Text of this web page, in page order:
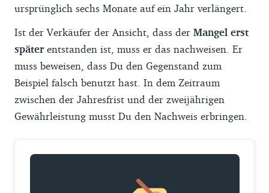
ursprünglich sechs Monate auf ein Jahr verlängert.
Ist der Verkäufer der Ansicht, dass der Mangel erst
später entstanden ist, muss er das nachweisen. Er
muss beweisen, dass Du den Gegenstand zum
Beispiel falsch benutzt hast. In dem Zeitraum
zwischen der Jahresfrist und der zweijährigen
Gewährleistung musst Du den Nachweis erbringen.